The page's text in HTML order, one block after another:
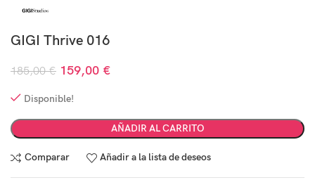
GIGI Thrive 016
185,00€ 159,00 €
Disponible!
AÑADIR AL CARRITO
Comparar Añadir a la lista de deseos